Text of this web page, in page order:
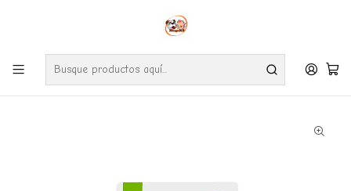
Envíos gratuitos por compras desde $24.990 en la RM (Comunas informadas
Ve nuestras zonas de cobertura diaria.
Inicio Perros Alimentos Brit Care Puppy Chicken & Insect Dog